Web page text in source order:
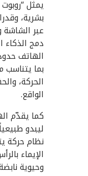
يمثل
بشرية،
دمج الذكاء
الهاتف
بما يتناسب
الحركة،
الواقع.
كما يقدّم
ليبدو
نظام حركة
الإيماء
وحيوية